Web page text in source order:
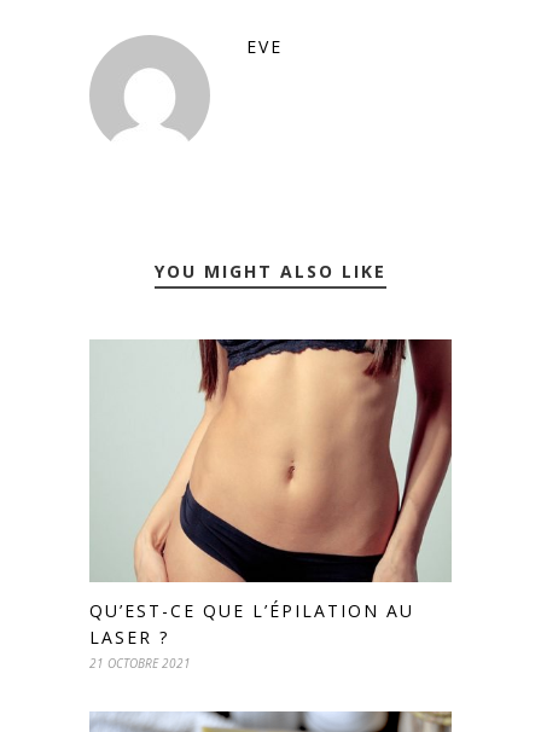
EVE
YOU MIGHT ALSO LIKE
QU’EST-CE QUE L’ÉPILATION AU
LASER ?
21 OCTOBRE 2021